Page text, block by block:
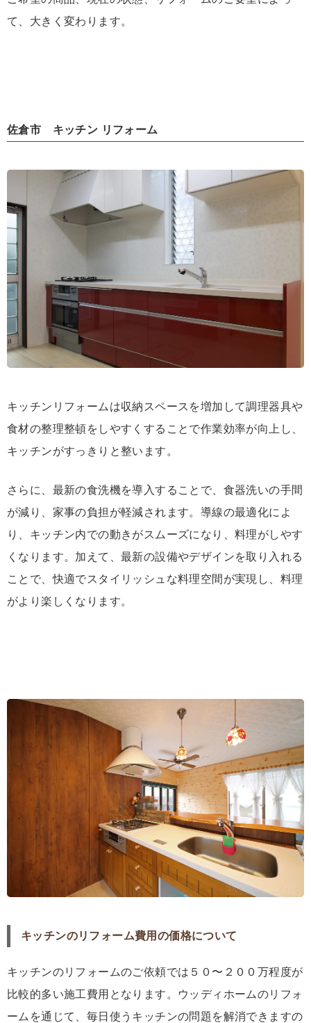
て、大きく変わります。
佐倉市 キッチン リフォーム
キッチンリフォームは収納スペースを増加して調理器具や
食材の整理整頓をしやすくすることで作業効率が向上し、
キッチンがすっきりと整います。
さらに、最新の食洗機を導入することで、食器洗いの手間
が減り、家事の負担が軽減されます。導線の最適化によ
り、キッチン内での動きがスムーズになり、料理がしやす
くなります。加えて、最新の設備やデザインを取り入れる
ことで、快適でスタイリッシュな料理空間が実現し、料理
がより楽しくなります。
キッチンのリフォーム費用の価格について
キッチンのリフォームのご依頼では５０〜２００万程度が
比較的多い施工費用となります。ウッディホームのリフォ
ームを通じて、毎日使うキッチンの問題を解消できますの